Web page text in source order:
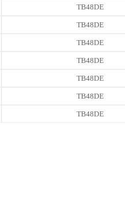
TB48DE
TB48DE
TB48DE
TB48DE
TB48DE
TB48DE
TB48DE